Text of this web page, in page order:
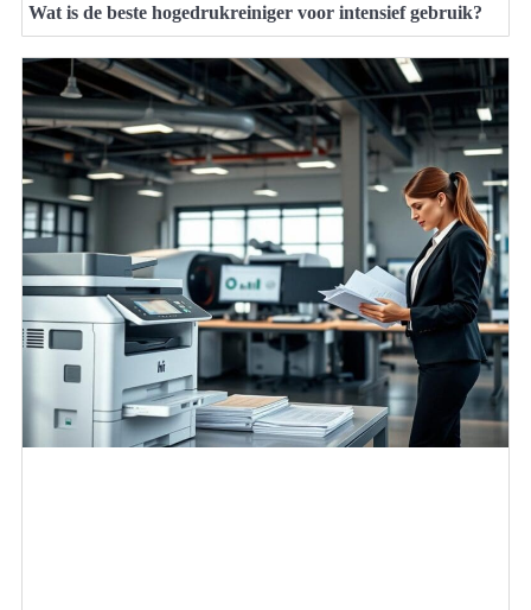
Wat is de beste hogedrukreiniger voor intensief gebruik?